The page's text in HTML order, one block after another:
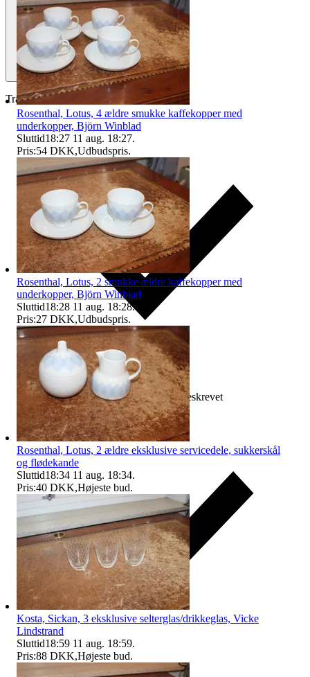
Traderas køberbeskyttelse
Erstatning hvis varen ikke er som beskrevet
Rosenthal, Lotus, 4 ældre smukke kaffekopper med
underkopper, Björn Winblad
Sluttid18:27 11 aug. 18:27.
Pris:54 DKK,Udbudspris.
Rosenthal, Lotus, 2 smukke ældre kaffekopper med
underkopper, Björn Winblad
Sluttid18:28 11 aug. 18:28.
Pris:27 DKK,Udbudspris.
Rosenthal, Lotus, 2 ældre eksklusive servicedele, sukkerskål
og flødekande
Sluttid18:34 11 aug. 18:34.
Pris:40 DKK,Højeste bud.
Kosta, Sickan, 3 eksklusive selterglas/drikkeglas, Vicke
Lindstrand
Sluttid18:59 11 aug. 18:59.
Pris:88 DKK,Højeste bud.